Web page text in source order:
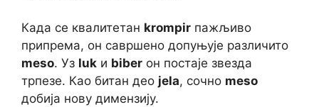
Када се квалитетан krompir пажљиво
припрема, он савршено допуњује различито
meso. Уз luk и biber он постаје звезда
трпезе. Као битан део jela, сочно meso
добија нову димензију.